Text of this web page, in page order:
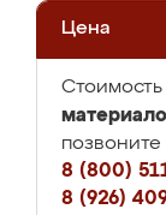
Цена
Стоимость
8 (800)
8 (926)